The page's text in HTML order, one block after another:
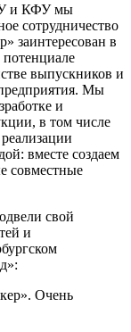
и КФУ мы
сотрудничество
заинтересован в
выпускников и
Мы
и
в том числе
вместе создаем
совместные
свой
и
Очень